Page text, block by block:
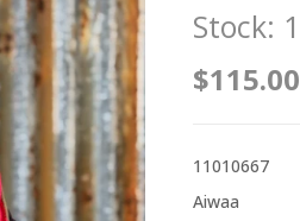
Stock: 1
11010667
Aiwaa